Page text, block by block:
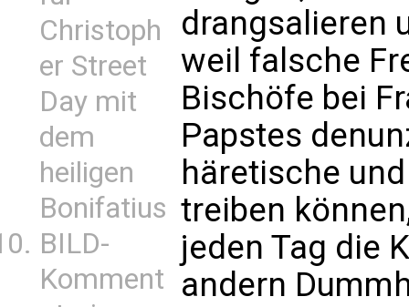
Christoph
er Street
Day mit
dem
heiligen
Bonifatius
BILD-
Komment
drangsalieren
weil falsche
Bischöfe bei
Papstes
häretische
treiben
jeden Tag die
andern